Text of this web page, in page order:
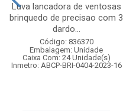
Luva lancadora de ventosas
brinquedo de precisao com 3
dardo...
Código: 836370
Embalagem: Unidade
Caixa Com: 24 Unidade(s)
Inmetro: ABCP-BRI-0404-2023-16